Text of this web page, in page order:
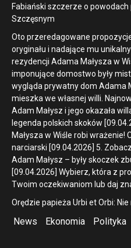
Fabiański szczerze o
Szczęsnym
Oto przeredagowane
oryginału i nadające mu
rezydencji Adama Małysza w
imponujące domostwo były
wygląda prywatny dom Adama
mieszka we własnej willi.
Adam Małysz i jego okazała
legenda polskich skoków
Małysza w Wiśle robi wrażenie!
narciarski [09.04.2026] 5.
Adam Małysz – były skoczek
[09.04.2026] Wybierz, która z
Twoim oczekiwaniom lub daj
Orędzie papieża Urbi et Orbi:
News Ekonomia Polityka